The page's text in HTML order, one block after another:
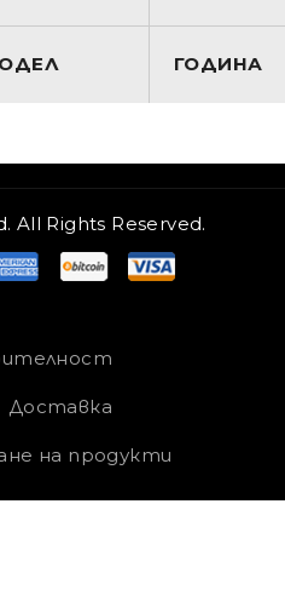
ГОДИНА
All Rights Reserved.
Доставка
на продукти